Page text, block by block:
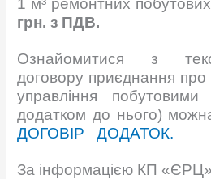
1 м³ ремонтних
грн. з ПДВ.
Ознайомитися з
договору приєднання
управління
додатком до нього)
ДОГОВІР
ДОДАТОК.
За інформацією КП